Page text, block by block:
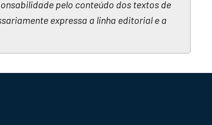
pelo conteúdo dos textos de
expressa a linha editorial e a